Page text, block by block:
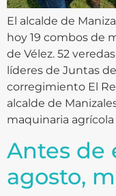
El alcalde de
hoy 19 combos de
de Vélez. 52
líderes de Juntas
corregimiento El
alcalde de
maquinaria
Antes de
agosto,